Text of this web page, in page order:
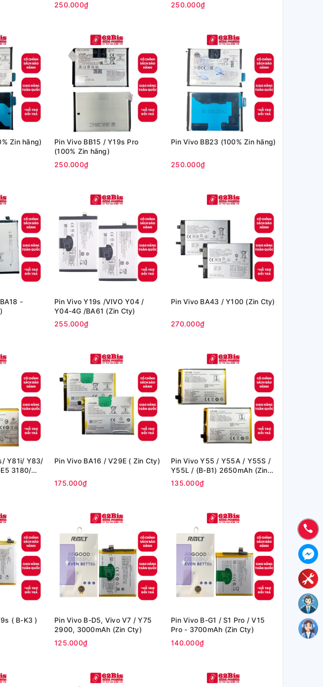
250.000₫ 250.000₫
Zin hãng)
Pin Vivo BB15 / Y19s Pro
(100% Zin hãng)
250.000₫
Pin Vivo BB23 (100% Zin hãng)
250.000₫
-
Pin Vivo Y19s /VIVO Y04 /
Y04-4G /BA61 (Zin Cty)
255.000₫
Pin Vivo BA43 / Y100 (Zin Cty)
270.000₫
Y81i/ Y83/
3180/
Pin Vivo BA16 / V29E ( Zin Cty)
175.000₫
Pin Vivo Y55 / Y55A / Y55S /
Y55L / (B-B1) 2650mAh (Zin
Cty)
135.000₫
( B-K3 )
Pin Vivo B-D5, Vivo V7 / Y75
2900, 3000mAh (Zin Cty)
125.000₫
Pin Vivo B-G1 / S1 Pro / V15
Pro - 3700mAh (Zin Cty)
140.000₫